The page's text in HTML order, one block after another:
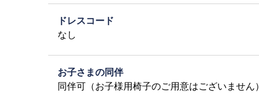
ドレスコード
なし
お子さまの同伴
同伴可（お子様用椅子のご用意はございません）